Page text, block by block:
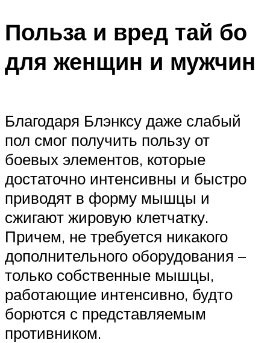
Польза и вред тай бо
для женщин и мужчин
Благодаря Блэнксу даже слабый
пол смог получить пользу от
боевых элементов, которые
достаточно интенсивны и быстро
приводят в форму мышцы и
сжигают жировую клетчатку.
Причем, не требуется никакого
дополнительного оборудования –
только собственные мышцы,
работающие интенсивно, будто
борются с представляемым
противником.